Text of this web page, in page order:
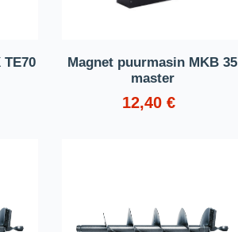
Magnet puurmasin MKB 35
master
12,40 €